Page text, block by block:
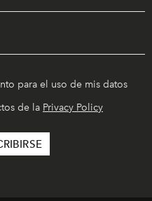
para el uso de mis datos
de la Privacy Policy